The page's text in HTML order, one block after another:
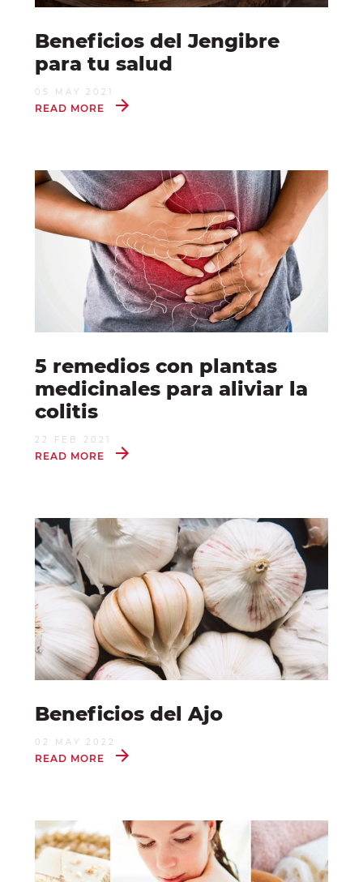
Beneficios del Jengibre
para tu salud
05 MAY 2021
READ MORE
5 remedios con plantas
medicinales para aliviar la
colitis
22 FEB 2021
READ MORE
Beneficios del Ajo
02 MAY 2022
READ MORE